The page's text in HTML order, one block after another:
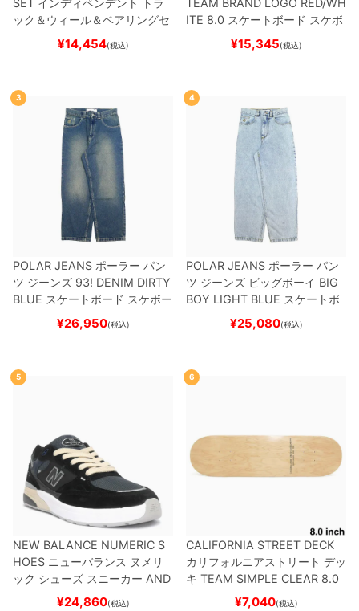
SET インディペンデント
トラ
ック＆ウィール＆ベアリングセ
（トリック用）
ード スケボー
¥14,454(税込)
TEAM BRAND LOGO RED/WH
ITE 8.0 スケートボード スケボ
¥15,345(税込)
3
POLAR JEANS ポーラー パン
ツ ジーンズ 93! DENIM DIRTY
BLUE スケートボード スケボー
¥26,950(税込)
4
POLAR JEANS ポーラー パン
ツ ジーンズ ビッグボーイ BIG
BOY LIGHT BLUE スケートボ
ード スケボー
¥25,080(税込)
5
NEW BALANCE NUMERIC S
HOES ニューバランス ヌメリ
ック シューズ スニーカー AND
REW REYNOLDS 933
¥24,860(税込)
6
CALIFORNIA STREET DECK
カリフォルニアストリート デッ
キ TEAM SIMPLE CLEAR 8.0
ブランク（DSM）
¥7,040(税込)